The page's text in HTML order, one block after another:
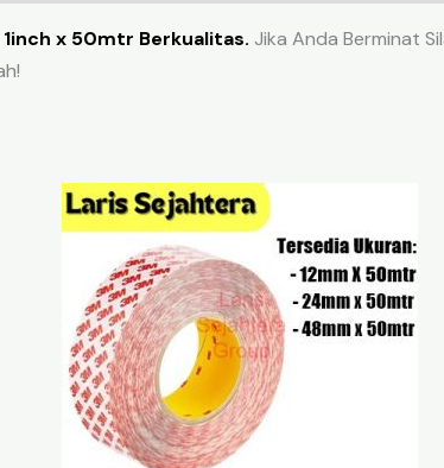
x 50mtr Berkualitas. Jika Anda Berminat